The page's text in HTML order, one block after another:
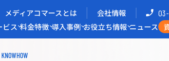
メディアコマースとは 会社情報
ビス 料金特徴 導入事例 お役立ち情報 ニュース
KNOWHOW